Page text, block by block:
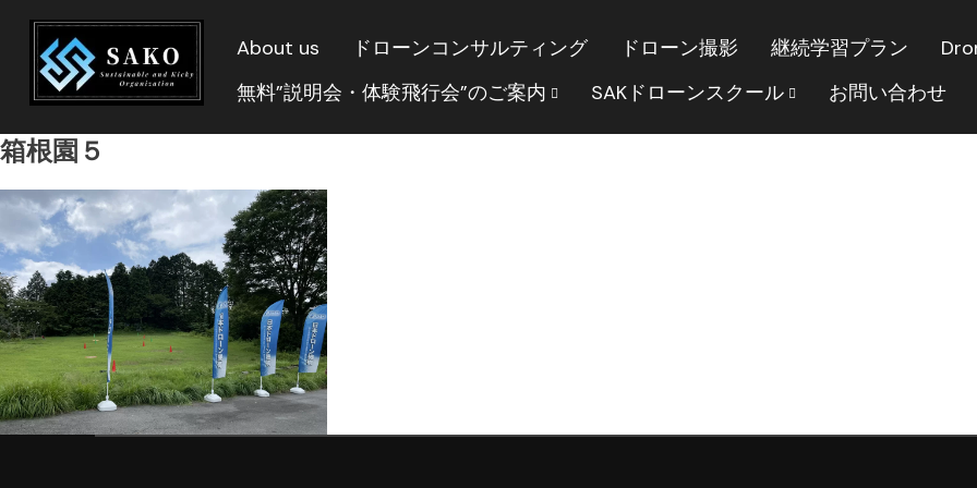
About us ドローンコンサルティング ドローン撮影 継続学習プラン
無料”説明会・体験飛行会”のご案内
SAKドローンスクール お問い合わせ
箱根園５